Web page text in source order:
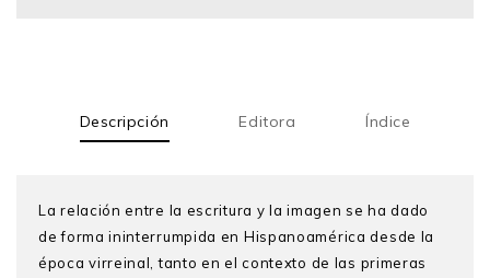
Descripción Editora Índice
La relación entre la escritura y la imagen se ha dado
de forma ininterrumpida en Hispanoamérica desde la
época virreinal, tanto en el contexto de las primeras